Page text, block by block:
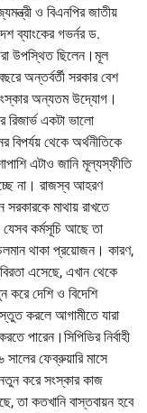
ও বিএনপির জাতীয়
ব্যাংকের গভর্নর ড.
উপস্থিত ছিলেন।মূল
অন্তর্বর্তী সরকার বেশ
অন্যতম উদ্যোগ।
রিজার্ভ একটা ভালো
থেকে অর্থনীতিকে
এটাও জানি মূল্যস্ফীতি
না। রাজস্ব আহরণ
মাথায় রাখতে
যেসব কর্মসূচি আছে তা
থাকা প্রয়োজন। কারণ,
এসেছে, এখান থেকে
করে দেশি ও বিদেশি
করলে আগামীতে যারা
পারেন।সিপিডির নির্বাহী
ফেব্রুয়ারি মাসে
করে সংস্কার কাজ
তা কতখানি বাস্তবায়ন হবে